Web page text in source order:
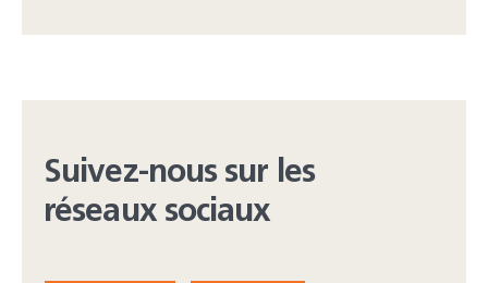
Suivez-nous sur les
réseaux sociaux